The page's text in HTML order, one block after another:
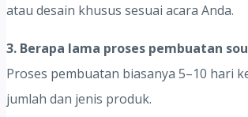
atau desain khusus sesuai acara Anda.
3. Berapa lama proses pembuatan
Proses pembuatan biasanya 5–10 hari
jumlah dan jenis produk.